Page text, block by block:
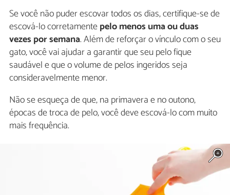
Se você não puder escovar todos os dias, certifique-se de
escová-lo corretamentepelo menos uma ou duas
vezes por semana. Além de reforçar o vínculo com o seu
gato, você vai ajudar a garantir que seu pelo fique
saudável e que o volume de pelos ingeridos seja
consideravelmente menor.
Não se esqueça de que, na primavera e no outono,
épocas de troca de pelo, você deve escová-lo com muito
mais frequência.